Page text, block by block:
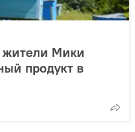
Мики
продукт в